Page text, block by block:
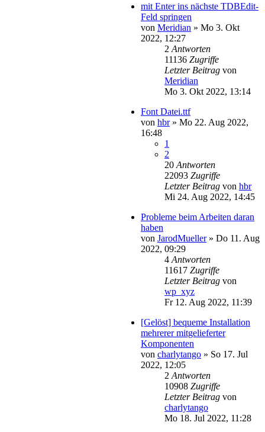
mit Enter ins nächste TDBEdit-
Feld springen
von Meridian » Mo 3. Okt
2022, 12:27
2 Antworten
11136 Zugriffe
Letzter Beitrag von
Meridian
Mo 3. Okt 2022, 13:14
Font Datei.ttf
von hbr» Mo 22. Aug 2022,
16:48
1
2
20 Antworten
22093 Zugriffe
Letzter Beitrag von hbr
Mi 24. Aug 2022, 14:45
Probleme beim Arbeiten daran
haben
von JarodMueller» Do 11. Aug
2022, 09:29
4 Antworten
11617 Zugriffe
Letzter Beitrag von
wp_xyz
Fr 12. Aug 2022, 11:39
[Gelöst] bequeme Installation
mehrerer mitgelieferter
Komponenten
von charlytango » So 17. Jul
2022, 12:05
2 Antworten
10908 Zugriffe
Letzter Beitrag von
charlytango
Mo 18. Jul 2022, 11:28